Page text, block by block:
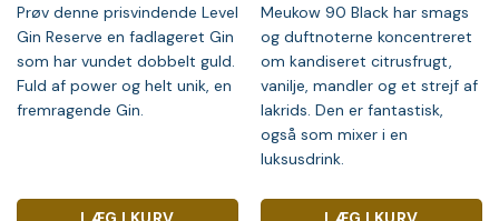
Prøv denne prisvindende Level
Gin Reserve en fadlageret Gin
som har vundet dobbelt guld.
Fuld af power og helt unik, en
fremragende Gin.
Meukow 90 Black har smags
og duftnoterne koncentreret
om kandiseret citrusfrugt,
vanilje, mandler og et strejf af
lakrids. Den er fantastisk,
også som mixer i en
luksusdrink.